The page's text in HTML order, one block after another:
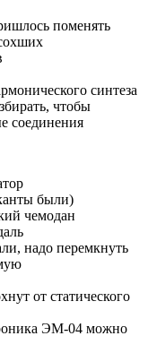
поменять
синтеза
чтобы
соединения
были)
чемодан
надо перемкнуть
от статического
ЭМ-04 можно